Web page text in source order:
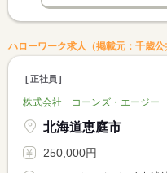
ハローワーク求人（掲載元：千歳公
正社員
株式会社 コーンズ・エージー
北海道恵庭市
250,000円